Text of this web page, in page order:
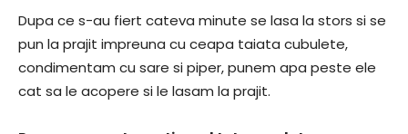
Dupa ce s-au fiert cateva minute se lasa la stors si se
pun la prajit impreuna cu ceapa taiata cubulete,
condimentam cu sare si piper, punem apa peste ele
cat sa le acopere si le lasam la prajit.